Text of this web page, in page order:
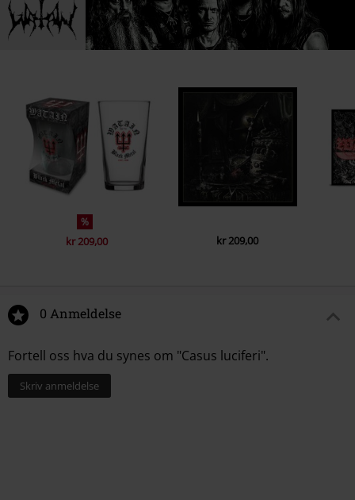
Kjønn
Unisex
2. Black salvation
Opus dei (The morbid angel)
I am the Earth
The golden horns of darash
Abomination
Casus luciferi
Matain
%
kr 209,00 kr 209,00
0 Anmeldelse
Fortell oss hva du synes om "Casus luciferi".
Skriv anmeldelse